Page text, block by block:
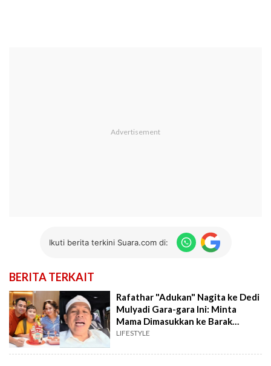
Ikuti berita terkini Suara.com di:
BERITA TERKAIT
Rafathar "Adukan" Nagita ke Dedi
Mulyadi Gara-gara Ini: Minta
Mama Dimasukkan ke Barak
Militer!
LIFESTYLE